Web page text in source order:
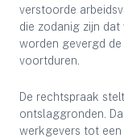
verstoorde
die zodanig zijn
worden gevergd
voortduren.
De rechtspraak
ontslaggronden.
werkgevers tot